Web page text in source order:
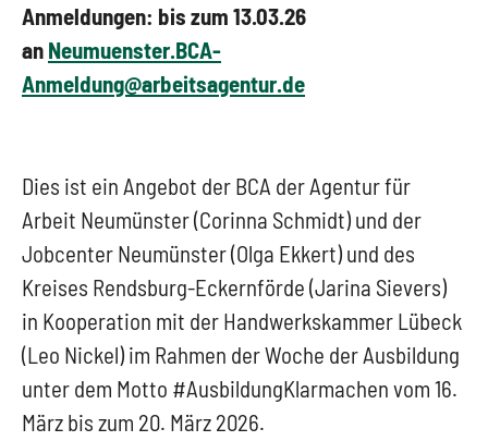
Anmeldungen: bis zum 13.03.26
an Neumuenster.BCA-
Anmeldung@arbeitsagentur.de
Dies ist ein Angebot der BCA der Agentur für
Arbeit Neumünster (Corinna Schmidt) und der
Jobcenter Neumünster (Olga Ekkert) und des
Kreises Rendsburg-Eckernförde (Jarina Sievers)
in Kooperation mit der Handwerkskammer Lübeck
(Leo Nickel) im Rahmen der Woche der Ausbildung
unter dem Motto #AusbildungKlarmachen vom 16.
März bis zum 20. März 2026.